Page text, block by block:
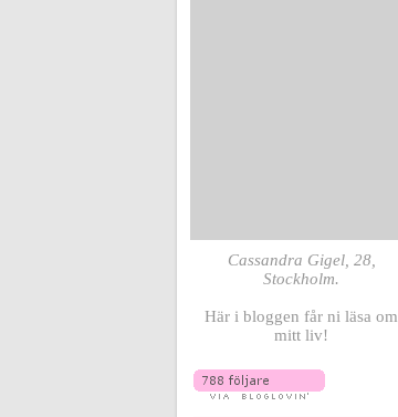
Cassandra Gigel, 28,
Stockholm.
Här i bloggen får ni läsa om
mitt liv!